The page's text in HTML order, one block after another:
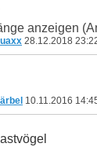
28.12.2018
10.11.2016